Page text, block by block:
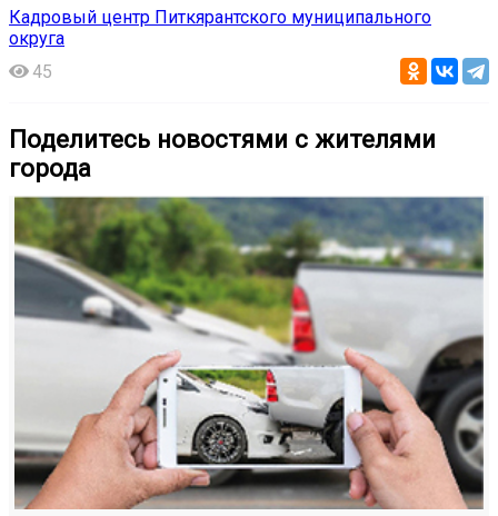
Кадровый центр Питкярантского муниципального
округа
45
Поделитесь новостями с жителями
города